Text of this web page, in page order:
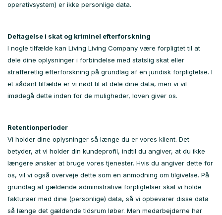
operativsystem) er ikke personlige data.
Deltagelse i skat og kriminel efterforskning
I nogle tilfælde kan Living Living Company være forpligtet til at
dele dine oplysninger i forbindelse med statslig skat eller
strafferetlig efterforskning på grundlag af en juridisk forpligtelse. I
et sådant tilfælde er vi nødt til at dele dine data, men vi vil
imødegå dette inden for de muligheder, loven giver os.
Retentionperioder
Vi holder dine oplysninger så længe du er vores klient. Det
betyder, at vi holder din kundeprofil, indtil du angiver, at du ikke
længere ønsker at bruge vores tjenester. Hvis du angiver dette for
os, vil vi også overveje dette som en anmodning om tilgivelse. På
grundlag af gældende administrative forpligtelser skal vi holde
fakturaer med dine (personlige) data, så vi opbevarer disse data
så længe det gældende tidsrum løber. Men medarbejderne har